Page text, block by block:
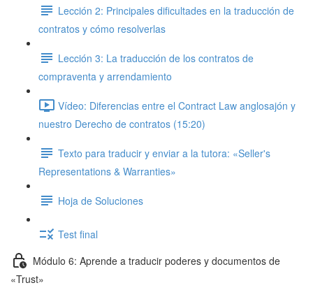
Lección 2: Principales dificultades en la traducción de
contratos y cómo resolverlas
Lección 3: La traducción de los contratos de
compraventa y arrendamiento
Vídeo: Diferencias entre el Contract Law anglosajón y
nuestro Derecho de contratos (15:20)
Texto para traducir y enviar a la tutora: «Seller's
Representations & Warranties»
Hoja de Soluciones
Test final
Módulo 6: Aprende a traducir poderes y documentos de
«Trust»